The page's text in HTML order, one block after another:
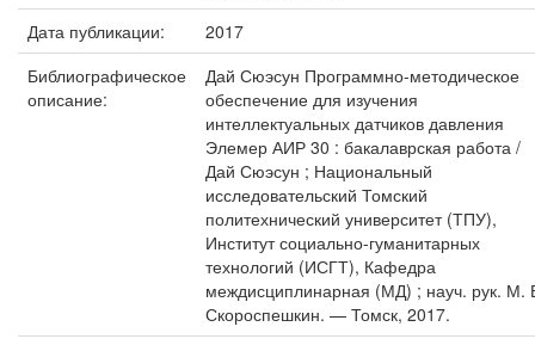
Дата публикации:
2017
Библиографическое
описание:
Дай Сюэсун Программно-методическое
обеспечение для изучения
интеллектуальных датчиков давления
Элемер АИР 30 : бакалаврская работа /
Дай Сюэсун ; Национальный
исследовательский Томский
политехнический университет (ТПУ),
Институт социально-гуманитарных
технологий (ИСГТ), Кафедра
междисциплинарная (МД) ; науч. рук. М.
Скороспешкин. — Томск, 2017.